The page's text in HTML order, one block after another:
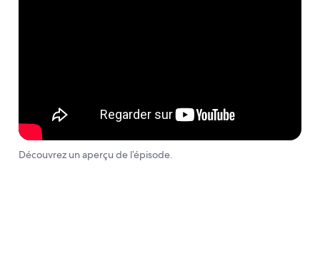
Découvrez un aperçu de l’épisode.